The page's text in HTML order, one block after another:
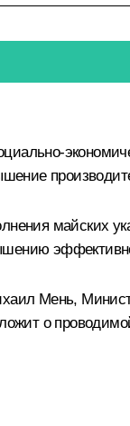
майских
Мень,
о